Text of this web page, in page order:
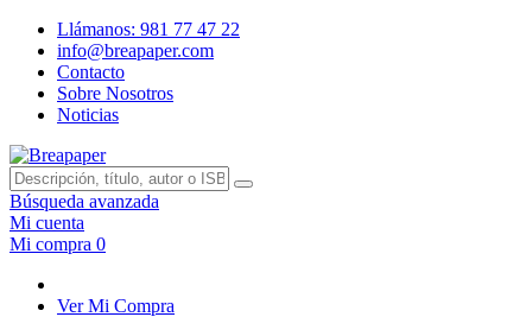
Llámanos: 981 77 47 22
info@breapaper.com
Contacto
Sobre Nosotros
Noticias
Búsqueda avanzada
Mi cuenta
Mi compra 0
Ver Mi Compra